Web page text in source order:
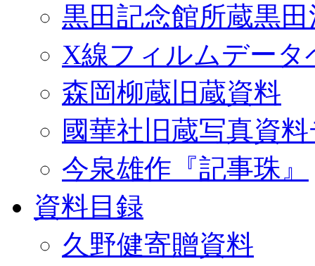
黒田記念館所蔵黒
X線フィルムデータ
森岡柳蔵旧蔵資料
國華社旧蔵写真資
今泉雄作『記事珠』
資料目録
久野健寄贈資料